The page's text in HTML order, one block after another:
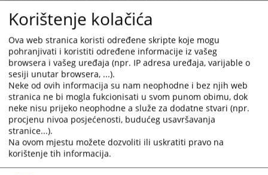
krivičnim djelom. Navedeni Nacrt zakona je obuhvatio preporuke iz
Izvještaja Komiteta eksperata za evaluaciju mjera protiv pranja
novca i finansiranja terorizma (MONEYVAL), kako bi se izričito
omogućilo izvršenje stranih zahtjeva za zapljenu i oduzimanje
imovine.
Mišljenje VSTV-a BiH se može preuzeti u prilogu vijesti.
Prikazana vijest je na: Bosanski jezik
Prateći dokumenti
Mišljenje na Nacrt zakona o dopunama zakona o
međunarodnoj pravnoj pomoći u krivičnim stvarima
Korištenje kolačića
Ova web stranica koristi određene skripte koje mogu
pohranjivati i koristiti određene informacije iz vašeg
browsera i vašeg uređaja (npr. IP adresa uređaja, varijable o
sesiji unutar browsera, ...).
Neke od ovih informacija su nam neophodne i bez njih web
stranica ne bi mogla fukcionisati u svom punom obimu, dok
neke nisu prijeko neophodne a služe za dodatne stvari (npr.
procjenu nivoa posjećenosti, budućeg usavršavanja
stranice...).
Na ovom mjestu možete dozvoliti ili uskratiti pravo na
korištenje tih informacija.